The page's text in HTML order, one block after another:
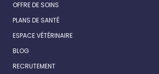
OFFRE DE SOINS
PLANS DE SANTÉ
ESPACE VÉTÉRINAIRE
BLOG
RECRUTEMENT